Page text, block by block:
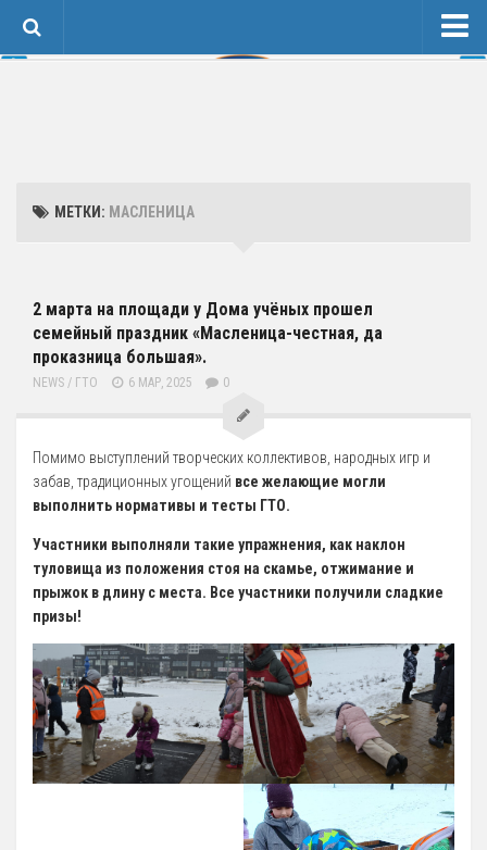
4 Образовательные стандарты и требования
Спортивная Подготовка
Календарь
Положения и протоколы
5 Руководство. Педагогический (научно-педагогический) состав
Администрация
Тренерский состав
33. Педагогический Состав
6 Материально-техническое обеспечение и оснащенность
образовательного процесса
7 Доступная среда
Организация питания в Образовательной организации
8 Международное сотрудничество
9 Вакантные места для приема (перевода) обучающихся
МЕТКИ: МАСЛЕНИЦА
2 марта на площади у Дома учёных прошел
семейный праздник «Масленица-честная, да
проказница большая».
NEWS / ГТО 6 МАР, 2025 0
Помимо выступлений творческих коллективов, народных игр и
забав, традиционных угощений все желающие могли
выполнить нормативы и тесты ГТО.
Участники выполняли такие упражнения, как наклон
туловища из положения стоя на скамье, отжимание и
прыжок в длину с места. Все участники получили сладкие
призы!